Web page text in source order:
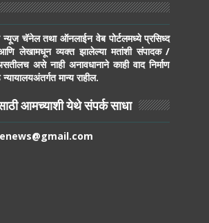
चॅनेल तथा ऑनलाईन वेब पोर्टलमध्ये प्रसिध्द
आणि लेखामधून व्यक्त झालेल्या मतांशी संपादक /
असे नाही अनावधानाने काही वाद निर्माण
मान्य राहील.
आमच्याशी येथे संपर्क साधा